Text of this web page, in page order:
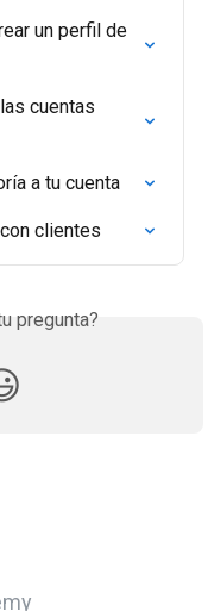
un perfil de
cuentas
a tu cuenta
clientes
pregunta?